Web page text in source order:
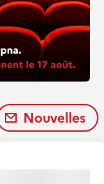
Nouvelles